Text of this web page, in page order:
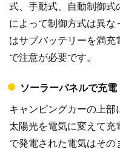
式、手動式、自動制御式
によって制御方式は異
はサブバッテリーを満
で注意が必要です。
ソーラーパネルで充電
キャンピングカーの上部
太陽光を電気に変えて
で発電された電気はその